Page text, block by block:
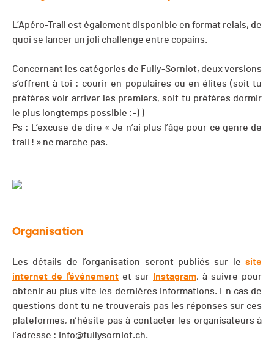
L’Apéro-Trail est également disponible en format relais, de
quoi se lancer un joli challenge entre copains.
Concernant les catégories de Fully-Sorniot, deux versions
s’offrent à toi : courir en populaires ou en élites (soit tu
préfères voir arriver les premiers, soit tu préfères dormir
le plus longtemps possible :-) )
Ps : L’excuse de dire « Je n’ai plus l’âge pour ce genre de
trail ! » ne marche pas.
Organisation
Les détails de l’organisation seront publiés sur le site
internet de l'événement et sur Instagram, à suivre pour
obtenir au plus vite les dernières informations. En cas de
questions dont tu ne trouverais pas les réponses sur ces
plateformes, n’hésite pas à contacter les organisateurs à
l’adresse : info@fullysorniot.ch.